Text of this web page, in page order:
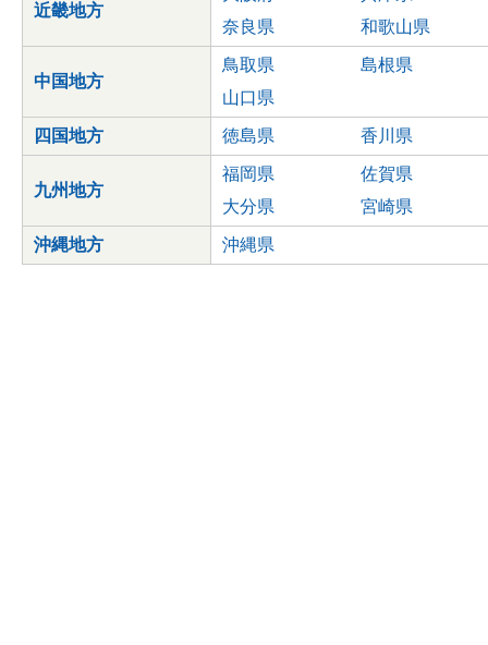
近畿地方
奈良県
和歌山県
中国地方
鳥取県
島根県
山口県
四国地方 徳島県 香川県
九州地方
福岡県
佐賀県
大分県
宮崎県
沖縄地方 沖縄県